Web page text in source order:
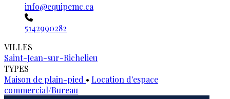
info@equipemc.ca
5142990282
VILLES
Saint-Jean-sur-Richelieu
TYPES
Maison de plain-pied • Location d'espace
commercial/Bureau